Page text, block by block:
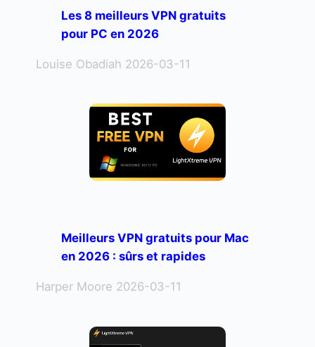
Les 8 meilleurs VPN gratuits
pour PC en 2026
Louise Obadiah 2026-03-11
Meilleurs VPN gratuits pour Mac
en 2026 : sûrs et rapides
Harper Moore 2026-03-11